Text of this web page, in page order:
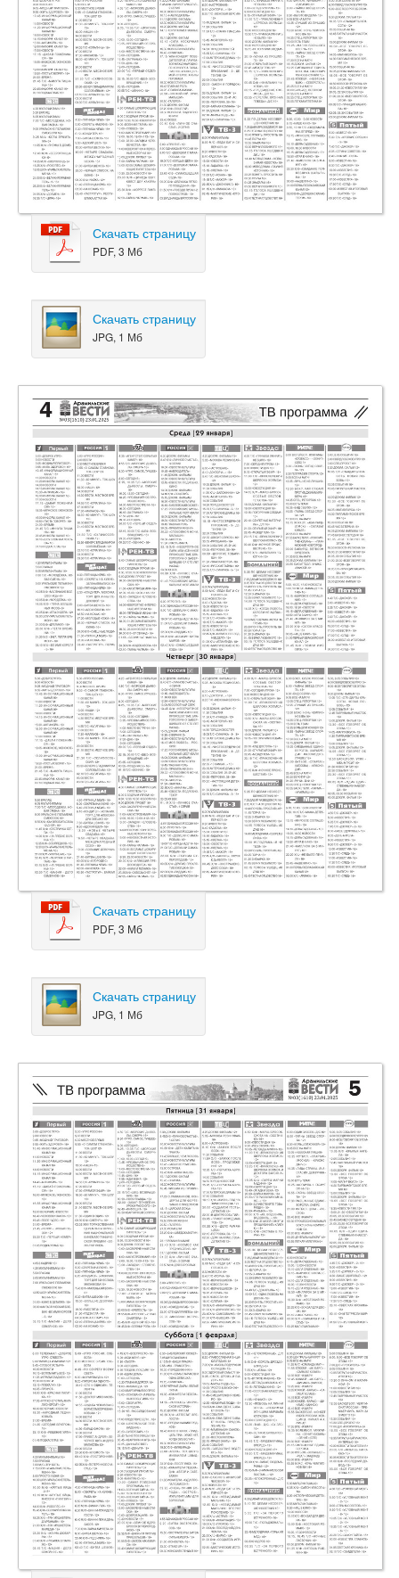
Скачать страницу
PDF, 3 Мб
Скачать страницу
JPG, 1 Мб
Скачать страницу
PDF, 3 Мб
Скачать страницу
JPG, 1 Мб